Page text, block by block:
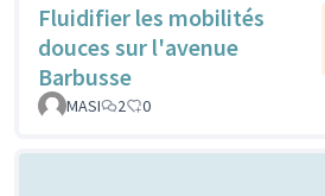
Fluidifier les mobilités
douces sur l'avenue
Barbusse
MASI 2 0